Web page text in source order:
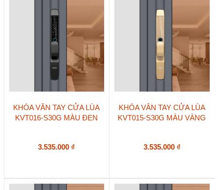
KHÓA VÂN TAY CỬA LÙA
KVT016-S30G MÀU ĐEN
3.535.000 ₫
KHÓA VÂN TAY CỬA LÙA
KVT015-S30G MÀU VÀNG
3.535.000 ₫